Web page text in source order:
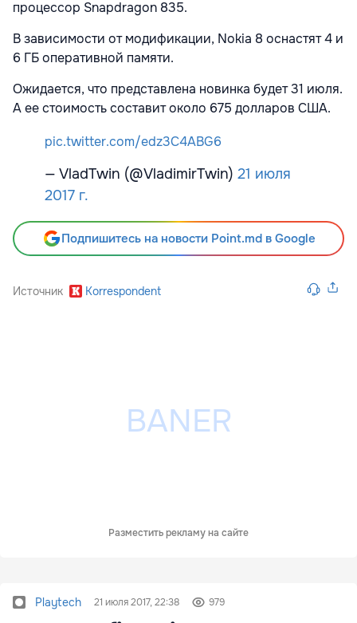
процессор Snapdragon 835.
В зависимости от модификации, Nokia 8 оснастят 4 и
6 ГБ оперативной памяти.
Ожидается, что представлена новинка будет 31 июля.
А ее стоимость составит около 675 долларов США.
pic.twitter.com/edz3C4ABG6
— VladTwin (@VladimirTwin) 21 июля
2017 г.
Подпишитесь на новости Point.md в Google
Источник Korrespondent
Разместить рекламу на сайте
Playtech 21 июля 2017, 22:38 979